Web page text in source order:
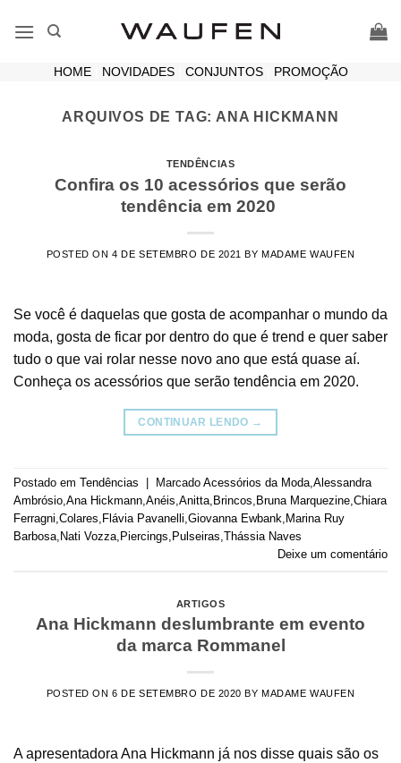
HOME| NOVIDADES| CONJUNTOS| PROMOÇÃO
ARQUIVOS DE TAG: ANA HICKMANN
TENDÊNCIAS
Confira os 10 acessórios que serão
tendência em 2020
POSTED ON4 DE SETEMBRO DE 2021 BYMADAME WAUFEN
Se você é daquelas que gosta de acompanhar o mundo da
moda, gosta de ficar por dentro do que é trend e quer saber
tudo o que vai rolar nesse novo ano que está quase aí.
Conheça os acessórios que serão tendência em 2020.
CONTINUAR LENDO →
Postado em Tendências Marcado Acessórios da Moda Alessandra
Ambrósio Ana Hickmann Anéis Anitta Brincos Bruna Marquezine Chiara
Ferragni Colares Flávia Pavanelli Giovanna Ewbank Marina Ruy
Barbosa Nati Vozza Piercings Pulseiras Thássia Naves
Deixe um comentário
ARTIGOS
Ana Hickmann deslumbrante em evento
da marca Rommanel
POSTED ON6 DE SETEMBRO DE 2020 BY MADAME WAUFEN
A apresentadora Ana Hickmann já nos disse quais são os